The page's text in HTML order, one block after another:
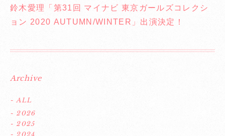
鈴木愛理「第31回 マイナビ 東京ガールズコレクシ
ョン 2020 AUTUMN/WINTER」出演決定！
Archive
- ALL
- 2026
- 2025
- 2024